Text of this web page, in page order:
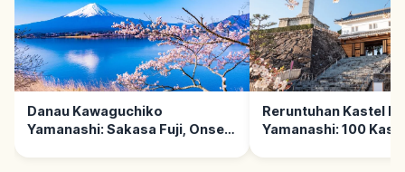
Danau Kawaguchiko
Yamanashi: Sakasa Fuji, Onsen
Reruntuhan Kastel
Yamanashi: 100